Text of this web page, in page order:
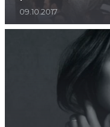
09.10.2017